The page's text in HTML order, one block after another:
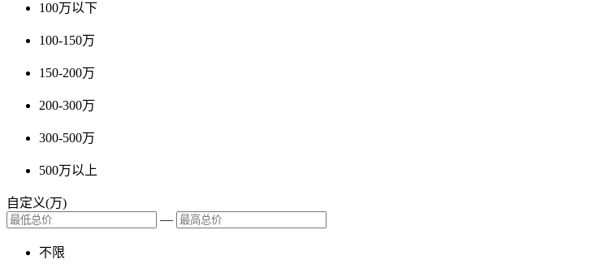
100万以下
100-150万
150-200万
200-300万
300-500万
500万以上
自定义(万)
—
不限